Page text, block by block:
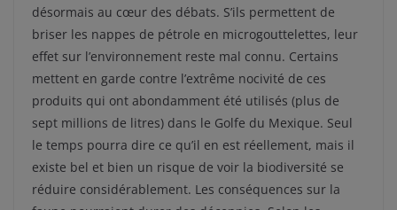
désormais au cœur des débats. S’ils permettent de
briser les nappes de pétrole en microgouttelettes, leur
effet sur l’environnement reste mal connu. Certains
mettent en garde contre l’extrême nocivité de ces
produits qui ont abondamment été utilisés (plus de
sept millions de litres) dans le Golfe du Mexique. Seul
le temps pourra dire ce qu’il en est réellement, mais il
existe bel et bien un risque de voir la biodiversité se
réduire considérablement. Les conséquences sur la